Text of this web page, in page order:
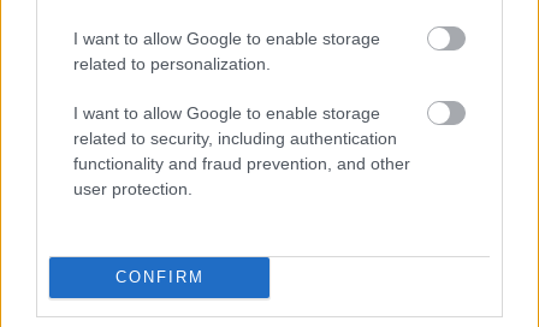
I want to allow Google to enable storage
related to personalization.
I want to allow Google to enable storage
related to security, including authentication
functionality and fraud prevention, and other
user protection.
CONFIRM